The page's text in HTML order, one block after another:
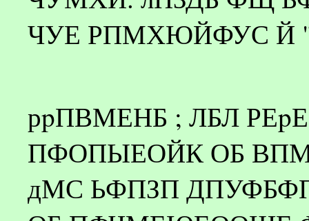
ЧУЕ РПМХЮЙФУС Й
рpПВМЕНБ ; ЛБЛ
ПФОПЫЕОЙК ОБ
дМС ЬФПЗП